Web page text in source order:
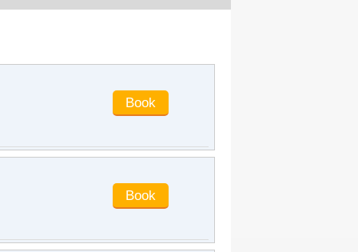
Tibetan flavor in the room.
mopbbbbbbsaid:There are many
quiet and clean. When a Chinese
person is checking in, awesome
by foreigners.
Good user
Beijing East Road of Lhasa, separated